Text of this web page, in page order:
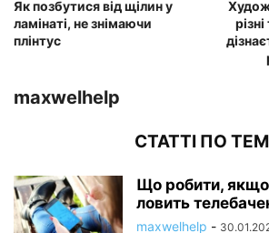
Як позбутися від щілин у
ламінаті, не знімаючи
плінтус
maxwelhelp
СТАТТІ ПО
Що робити, якщо
ловить
maxwelhelp -